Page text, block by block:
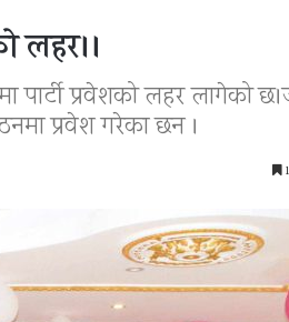
लहर।।
पार्टी प्रवेशको लहर लागेको
प्रवेश गरेका छन ।